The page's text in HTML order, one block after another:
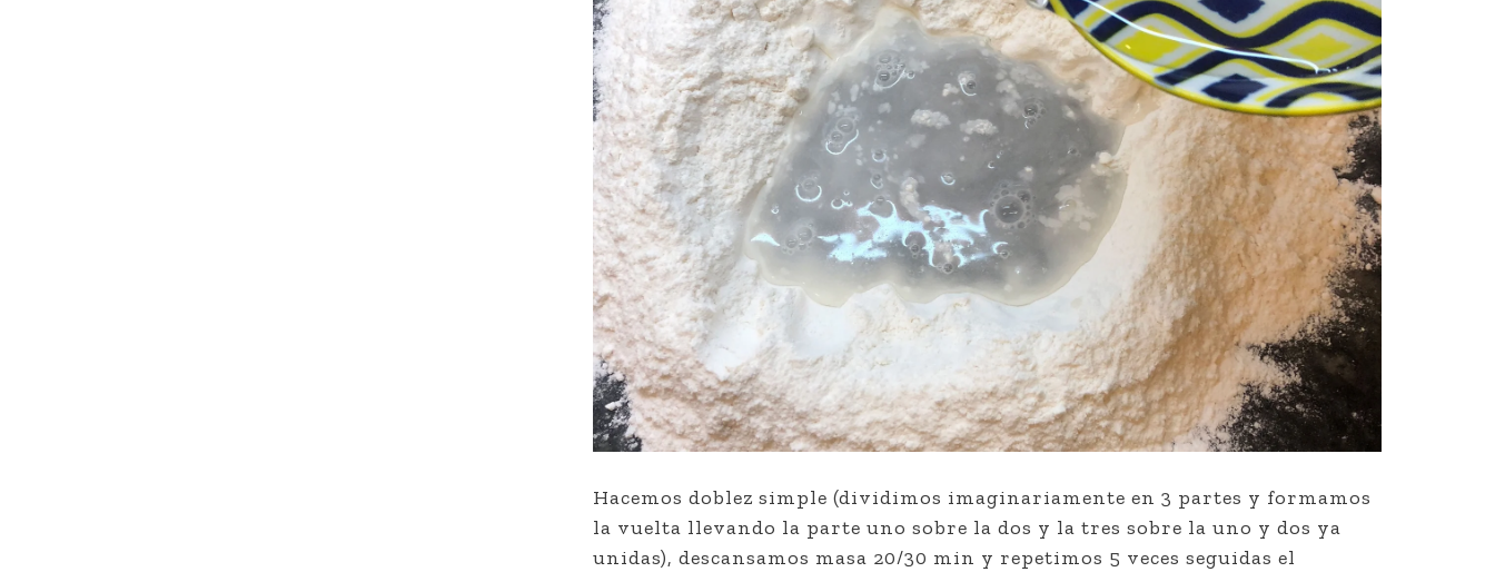
Hacemos doblez simple (dividimos imaginariamente en 3 partes y formamos
la vuelta llevando la parte uno sobre la dos y la tres sobre la uno y dos ya
unidas), descansamos masa 20/30 min y repetimos 5 veces seguidas el